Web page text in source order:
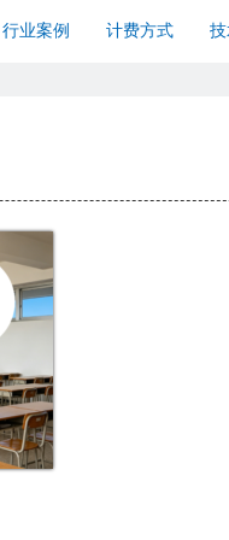
行业案例 计费方式